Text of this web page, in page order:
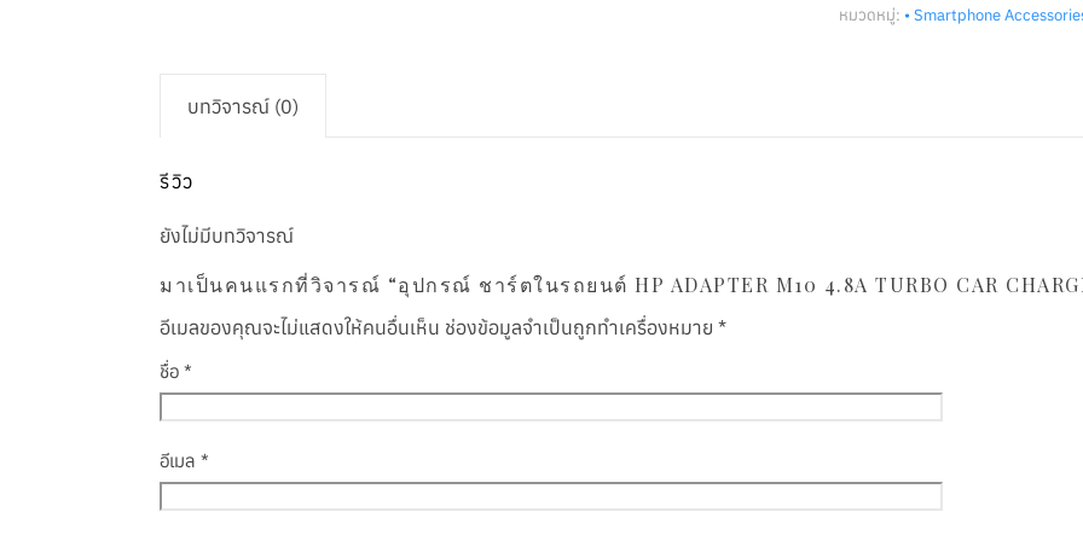
หมวดหมู่: • Smartphone
บทวิจารณ์ (0)
รีวิว
ยังไม่มีบทวิจารณ์
มาเป็นคนแรกที่วิจารณ์ “อุปกรณ์ ชาร์ตในรถยนต์ HP ADAPTER M10 4.8A TURBO CAR
อีเมลของคุณจะไม่แสดงให้คนอื่นเห็น ช่องข้อมูลจำเป็นถูกทำเครื่องหมาย *
ชื่อ *
อีเมล *